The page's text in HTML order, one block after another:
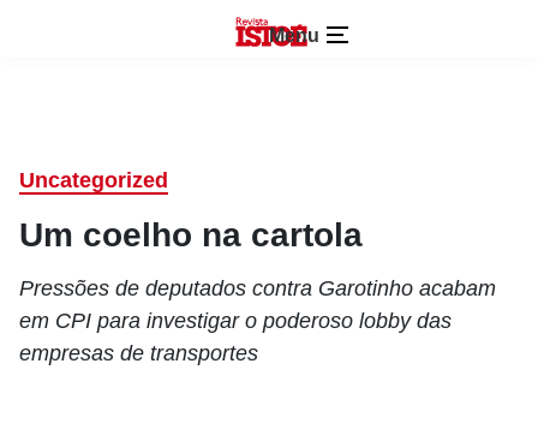
Menu
Uncategorized
Um coelho na cartola
Pressões de deputados contra Garotinho acabam
em CPI para investigar o poderoso lobby das
empresas de transportes